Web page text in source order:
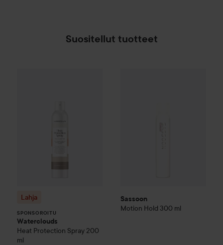
Suositellut tuotteet
Lahja
SPONSOROITU
Waterclouds
Heat Protection Spray 200
ml
Sassoon
Motion Hold 300 ml